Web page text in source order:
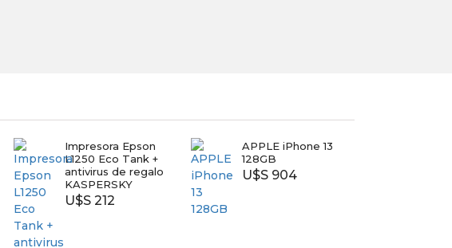
Impresora Epson
L1250 Eco Tank +
antivirus de regalo
KASPERSKY
U$S 212
APPLE iPhone 13
128GB
U$S 904